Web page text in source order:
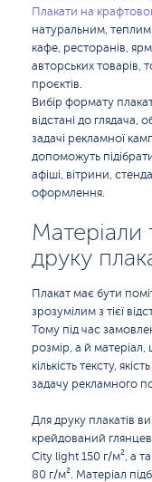
Плакати на
натуральним, теплим
кафе, ресторанів,
авторських товарів,
проєктів.
Вибір формату
відстані до глядача,
задачі рекламної
допоможуть
афіші, вітрини,
оформлення.
Матеріали
друку
Плакат має бути
зрозумілим з тієї
Тому під час
розмір, а й матеріал,
кількість тексту,
задачу рекламного
Для друку плакатів
крейдований
City light 150 г/м², а
80 г/м². Матеріал